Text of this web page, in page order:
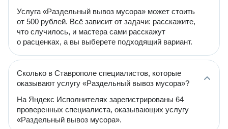
Услуга «Раздельный вывоз мусора» может стоить
от 500 рублей. Всё зависит от задачи: расскажите,
что случилось, и мастера сами расскажут
о расценках, а вы выберете подходящий вариант.
Сколько в Ставрополе специалистов, которые
оказывают услугу «Раздельный вывоз мусора»?
На Яндекс Исполнителях зарегистрированы 64
проверенных специалиста, оказывающих услугу
«Раздельный вывоз мусора».